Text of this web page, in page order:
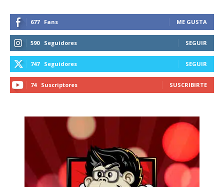
receive all the news of vaping and
tobacco harm reduction in your email.
SUBSCRIBIRSE
677 Fans ME GUSTA
590 Seguidores SEGUIR
747 Seguidores SEGUIR
74 Suscriptores SUSCRIBIRTE